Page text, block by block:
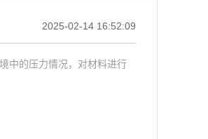
2025-02-14 16:52:09
中的压力情况，对材料进行